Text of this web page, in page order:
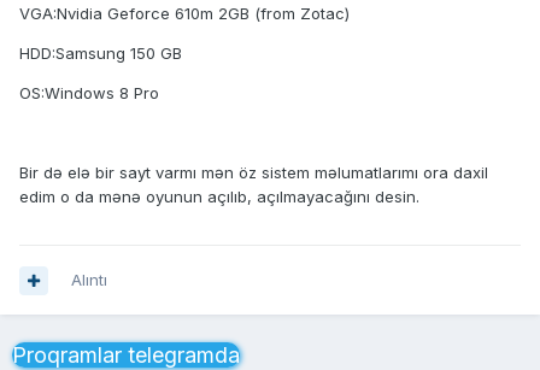
VGA:Nvidia Geforce 610m 2GB (from Zotac)
HDD:Samsung 150 GB
OS:Windows 8 Pro
Bir də elə bir sayt varmı mən öz sistem məlumatlarımı ora daxil
edim o da mənə oyunun açılıb, açılmayacağını desin.
Alıntı
Proqramlar telegramda